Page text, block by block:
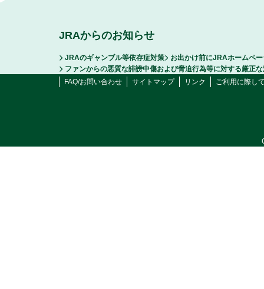
JRAからのお知らせ
JRAのギャンブル等依存症対策
お出かけ前にJRAホームペ
ファンからの悪質な誹謗中傷および脅迫行為等に対する厳正
FAQ/お問い合わせ
サイトマップ リンク ご利用に際し